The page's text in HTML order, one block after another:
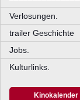
Verlosungen.
trailer Geschichte
Jobs.
Kulturlinks.
Kinokalender